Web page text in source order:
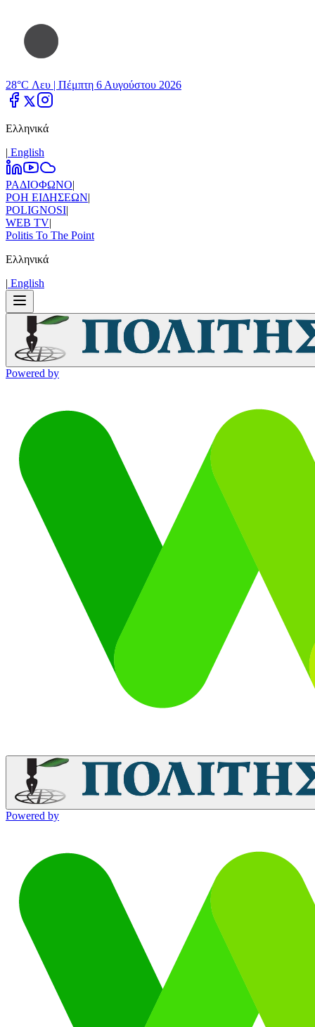
28°C Λευ | Πέμπτη 6 Αυγούστου 2026
Ελληνικά
| Εnglish
ΡΑΔΙΟΦΩΝΟ|
ΡΟΗ ΕΙΔΗΣΕΩΝ|
POLIGNOSI|
WEB TV|
Politis To The Point
Ελληνικά
| Εnglish
Powered by
Powered by